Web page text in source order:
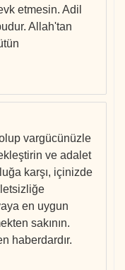
etmesin. Adil
Allah'tan
vargücünüzle
ve adalet
karşı, içinizde
en uygun
sakının.
haberdardır.